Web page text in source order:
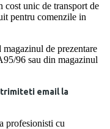
cost unic de transport de
pentru comenzile in
de prezentare
96 sau din magazinul
trimiteti email la
profesionisti cu